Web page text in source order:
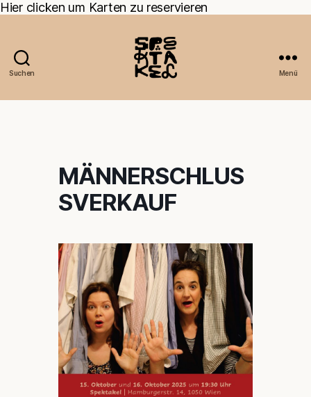
Hier clicken um Karten zu reservieren
Suchen Menü
MÄNNERSCHLUS
SVERKAUF